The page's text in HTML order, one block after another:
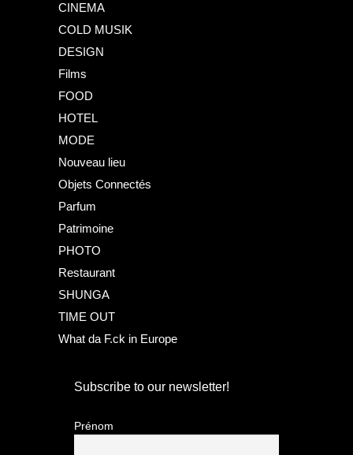
CINEMA
COLD MUSIK
DESIGN
Films
FOOD
HOTEL
MODE
Nouveau lieu
Objets Connectés
Parfum
Patrimoine
PHOTO
Restaurant
SHUNGA
TIME OUT
What da F.ck in Europe
Subscribe to our newsletter!
Prénom